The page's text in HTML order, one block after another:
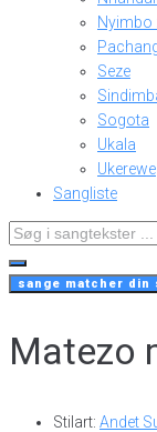
Nyimbo
Seze
Sogota
Ukala
Ukerewe
Sangliste
Search
...
sange matcher din
Matezo
Stilart: Andet